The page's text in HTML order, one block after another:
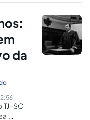
de proteção dos
da
TJ-SC